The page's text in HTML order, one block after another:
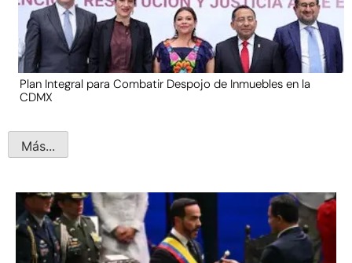
Plan Integral para Combatir Despojo de Inmuebles en la
CDMX
Más...